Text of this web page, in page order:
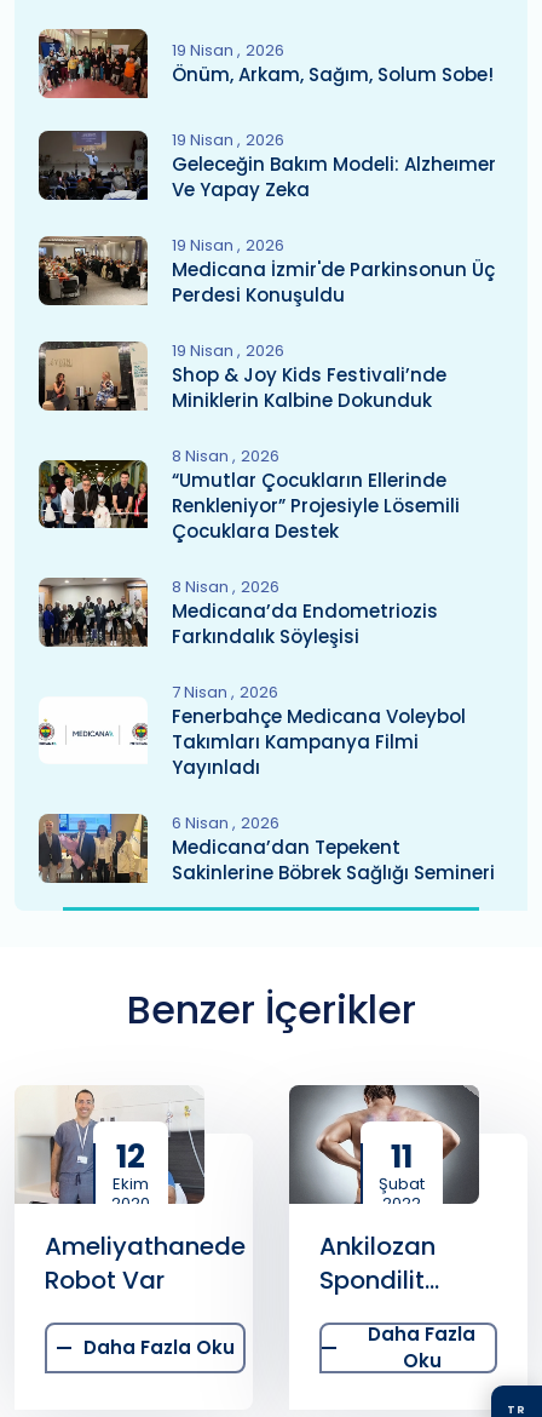
TR
19 Nisan 2026
Önüm, Arkam, Sağım, Solum Sobe!
19 Nisan 2026
Geleceğin Bakım Modeli: Alzheımer
Ve Yapay Zeka
19 Nisan 2026
Medicana İzmir'de Parkinsonun Üç
Perdesi Konuşuldu
19 Nisan 2026
Shop & Joy Kids Festivali’nde
Miniklerin Kalbine Dokunduk
8 Nisan 2026
“Umutlar Çocukların Ellerinde
Renkleniyor” Projesiyle Lösemili
Çocuklara Destek
8 Nisan 2026
Medicana’da Endometriozis
Farkındalık Söyleşisi
7 Nisan 2026
Fenerbahçe Medicana Voleybol
Takımları Kampanya Filmi
Yayınladı
6 Nisan 2026
Medicana’dan Tepekent
Sakinlerine Böbrek Sağlığı Semineri
Benzer İçerikler
12
Ekim
2020
Ameliyathanede
Robot Var
Daha Fazla Oku
11
Şubat
2022
Ankilozan
Spondilit
Erkeklerde
Daha Sık
Görülüyor
Daha Fazla
Oku